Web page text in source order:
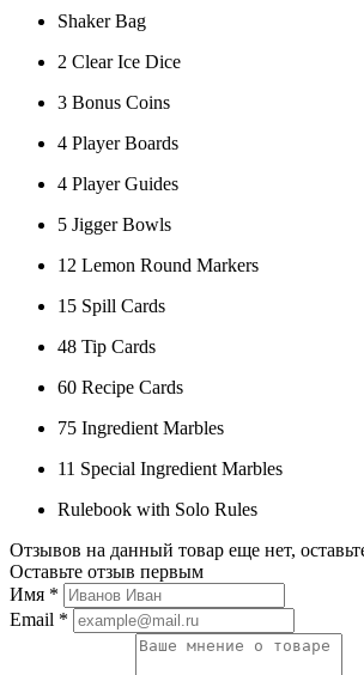
Shaker Bag
2 Clear Ice Dice
3 Bonus Coins
4 Player Boards
4 Player Guides
5 Jigger Bowls
12 Lemon Round Markers
15 Spill Cards
48 Tip Cards
60 Recipe Cards
75 Ingredient Marbles
11 Special Ingredient Marbles
Rulebook with Solo Rules
Отзывов на данный товар еще нет,
Оставьте отзыв первым
Имя *
Email *